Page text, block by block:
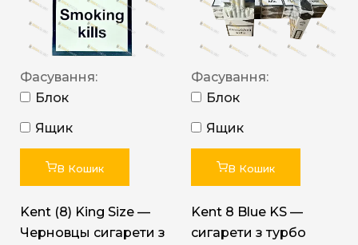
Фасування:
Блок
Ящик
В Кошик
Kent (8) King Size —
Черновцы сигарети з
Фасування:
Блок
Ящик
В Кошик
Kent 8 Blue KS —
сигарети з турбо